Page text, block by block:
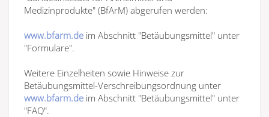
Medizinprodukte" (BfArM) abgerufen werden:
www.bfarm.de im Abschnitt "Betäubungsmittel" unter
"Formulare".
Weitere Einzelheiten sowie Hinweise zur
Betäubungsmittel-Verschreibungsordnung unter
www.bfarm.de im Abschnitt "Betäubungsmittel" unter
"FAQ".